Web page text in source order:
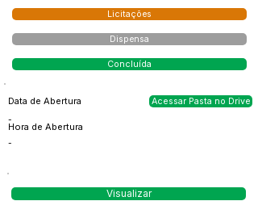
Licitações
Dispensa
Concluída
Data de Abertura
-
Hora de Abertura
-
Acessar Pasta no Drive
Visualizar